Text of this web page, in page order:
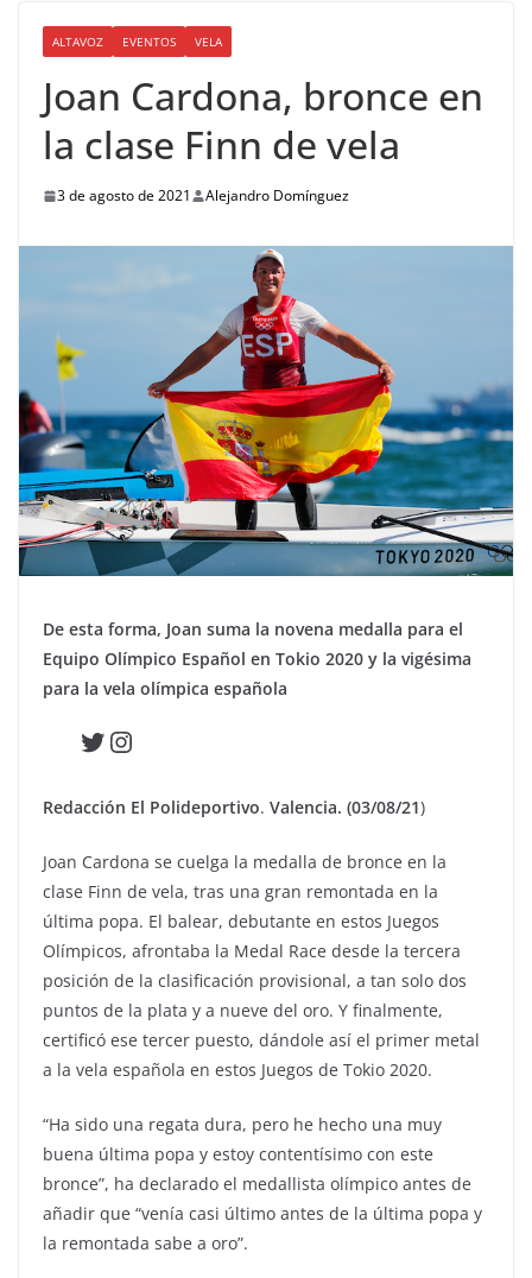
ALTAVOZ EVENTOS VELA
Joan Cardona, bronce en
la clase Finn de vela
3 de agosto de 2021 Alejandro Domínguez
De esta forma, Joan suma la novena medalla para el
Equipo Olímpico Español en Tokio 2020 y la vigésima
para la vela olímpica española
Twitter
Instagram
Redacción El Polideportivo. Valencia. (03/08/21)
Joan Cardona se cuelga la medalla de bronce en la
clase Finn de vela, tras una gran remontada en la
última popa. El balear, debutante en estos Juegos
Olímpicos, afrontaba la Medal Race desde la tercera
posición de la clasificación provisional, a tan solo dos
puntos de la plata y a nueve del oro. Y finalmente,
certificó ese tercer puesto, dándole así el primer metal
a la vela española en estos Juegos de Tokio 2020.
“Ha sido una regata dura, pero he hecho una muy
buena última popa y estoy contentísimo con este
bronce”, ha declarado el medallista olímpico antes de
añadir que “venía casi último antes de la última popa y
la remontada sabe a oro”.